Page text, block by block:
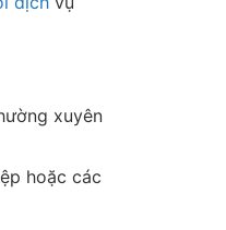
xuyên
hoặc các